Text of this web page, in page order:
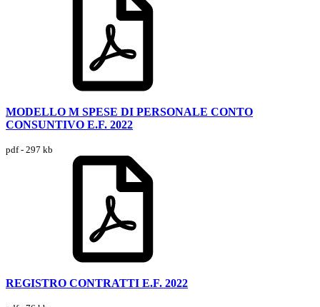
MODELLO M SPESE DI PERSONALE CONTO
CONSUNTIVO E.F. 2022
pdf - 297 kb
REGISTRO CONTRATTI E.F. 2022